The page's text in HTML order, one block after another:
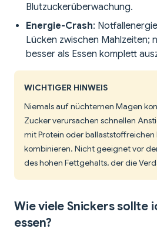
Blutzuckerüberwachung.
Energie-Crash:
Lücken zwischen Mahlzeiten;
besser als Essen komplett
WICHTIGER HINWEIS
Niemals auf nüchternen Magen
Zucker verursachen schnellen
mit Protein oder ballaststoffreichen
kombinieren. Nicht geeignet vor
des hohen Fettgehalts, der die
Wie viele Snickers sollte
essen?